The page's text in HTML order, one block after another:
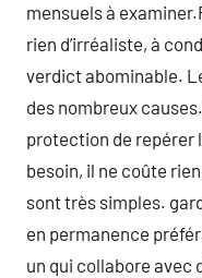
mensuels à
rien d’irréaliste, à
verdict abominable.
des nombreux
protection de repérer
besoin, il ne coûte
sont très simples.
en permanence
un qui collabore avec